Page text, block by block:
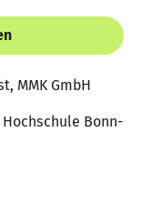
MMK GmbH
Bonn-